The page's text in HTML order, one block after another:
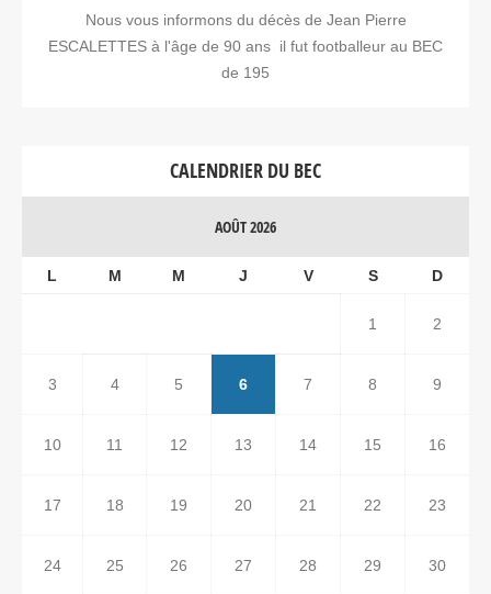
Nous vous informons du décès de Jean Pierre
ESCALETTES à l'âge de 90 ans il fut footballeur au BEC
de 195
CALENDRIER DU BEC
AOÛT 2026
L M M J V S D
1 2
3 4 5 6 7 8 9
10 11 12 13 14 15 16
17 18 19 20 21 22 23
24 25 26 27 28 29 30